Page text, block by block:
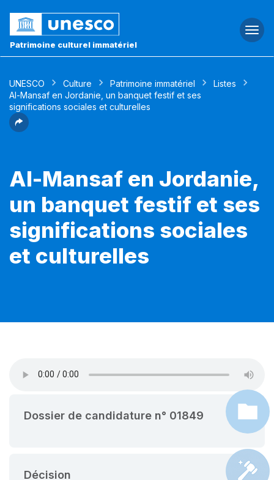
Patrimoine culturel immatériel
UNESCO Culture Patrimoine immatériel
Listes
Al-Mansaf en Jordanie, un banquet festif et ses
significations sociales et culturelles
Al-Mansaf en Jordanie,
un banquet festif et ses
significations sociales
et culturelles
Dossier de candidature n° 01849
Décision